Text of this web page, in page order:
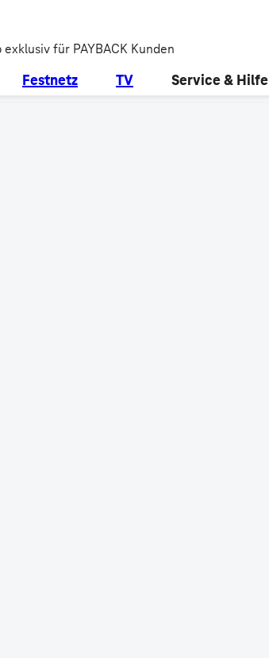
für PAYBACK Kunden
Festnetz TV Service & Hilfe